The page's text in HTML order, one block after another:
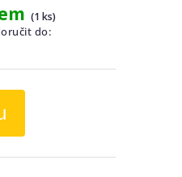
(1 ks)
do: